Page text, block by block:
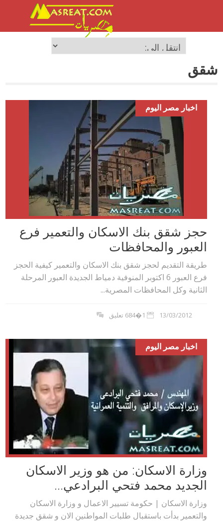
شقق
اخبار مصر اليوم
حجز شقق بنك الاسكان والتعمير فرع
العبور والمحافظات
طريقة التقديم لحجز شقق بنك الاسكان والتعمير كيفية الحجز
فرع العبور 6 اكتوبر المنوفية دمياط الجديدة العبور المرحلة
الثانية وكل المحافظات المصرية...
13/03/2012 1�684 تعليق
اخبار مصر اليوم
وزارة الاسكان: من هو وزير الاسكان
الجديد محمد فتحي البرادعي...
وزارة الاسكان | حكومة تسيير الاعمال و وزارة الاسكان
والتعمير بدأت باستقبال طلبات المواطنين الان و شقق جديدة